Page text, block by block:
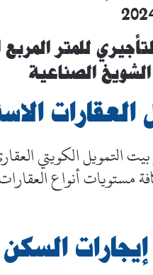
الصناعية
العقارات
التمويل الكويتي